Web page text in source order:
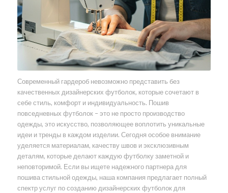
Современный гардероб невозможно представить без
качественных дизайнерских футболок, которые сочетают в
себе стиль, комфорт и индивидуальность. Пошив
повседневных футболок – это не просто производство
одежды, это искусство, позволяющее воплотить уникальные
идеи и тренды в каждом изделии. Сегодня особое внимание
уделяется материалам, качеству швов и эксклюзивным
деталям, которые делают каждую футболку заметной и
неповторимой. Если вы ищете надежного партнера для
пошива стильной одежды, наша компания предлагает полный
спектр услуг по созданию дизайнерских футболок для